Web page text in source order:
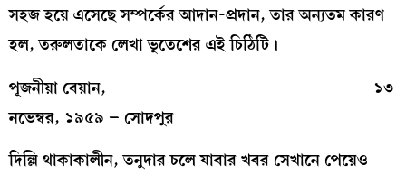
সহজ হয়ে এসেছে সম্পর্কের আদান-প্রদান, তার অন্যতম কারণ
হল, তরুলতাকে লেখা ভূতেশের এই চিঠিটি।
পূজনীয়া বেয়ান, ১৩
নভেম্বর, ১৯৫৯ – সোদপুর
দিল্লি থাকাকালীন, তনুদার চলে যাবার খবর সেখানে পেয়েও